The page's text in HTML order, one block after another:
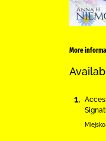
More
1.